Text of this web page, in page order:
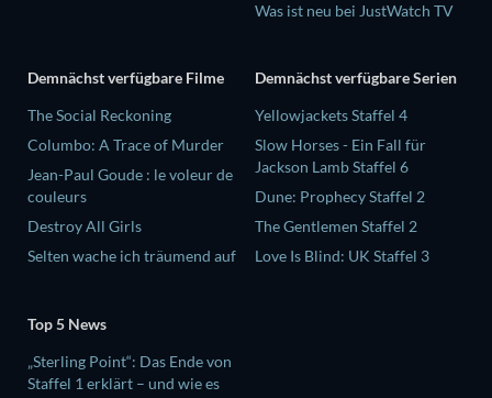
Was ist neu bei JustWatch TV
Demnächst verfügbare Filme
The Social Reckoning
Columbo: A Trace of Murder
Jean-Paul Goude : le voleur de
couleurs
Destroy All Girls
Selten wache ich träumend auf
Demnächst verfügbare Serien
Yellowjackets Staffel 4
Slow Horses - Ein Fall für
Jackson Lamb Staffel 6
Dune: Prophecy Staffel 2
The Gentlemen Staffel 2
Love Is Blind: UK Staffel 3
Top 5 News
„Sterling Point“: Das Ende von
Staffel 1 erklärt – und wie es